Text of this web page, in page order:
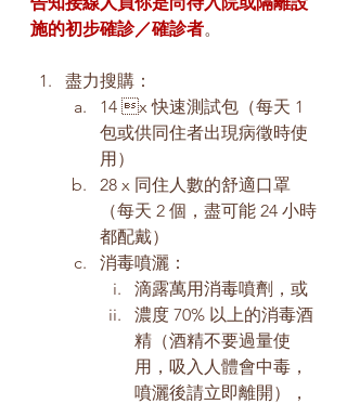
施的初步確診／確診者。
盡力搜購：
14 x 快速測試包（每天 1
包或供同住者出現病徵時使
用）
28 x 同住人數的舒適口罩
（每天 2 個，盡可能 24 小時
都配戴）
消毒噴灑：
滴露萬用消毒噴劑，或
濃度 70% 以上的消毒酒
精（酒精不要過量使
用，吸入人體會中毒，
噴灑後請立即離開），